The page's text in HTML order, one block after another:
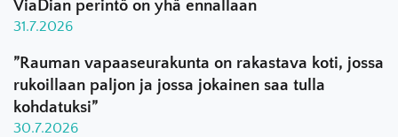
ViaDian perintö on yhä ennallaan
31.7.2026
”Rauman vapaaseurakunta on rakastava koti, jossa
rukoillaan paljon ja jossa jokainen saa tulla
kohdatuksi”
30.7.2026